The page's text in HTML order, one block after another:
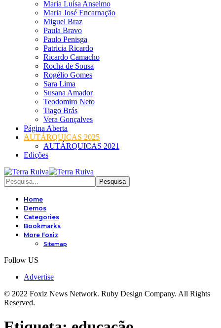
Maria Luísa Anselmo
Maria José Encarnação
Miguel Braz
Paula Bravo
Paulo Penisga
Patricia Ricardo
Ricardo Camacho
Rocha de Sousa
Rogélio Gomes
Sara Lima
Susana Amador
Teodomiro Neto
Tiago Brás
Vera Gonçalves
Página Aberta
AUTÁRQUICAS 2025
AUTÁRQUICAS 2021
Edições
Home
Demos
Categories
Bookmarks
More Foxiz
Sitemap
Follow US
Advertise
© 2022 Foxiz News Network. Ruby Design Company. All Rights
Reserved.